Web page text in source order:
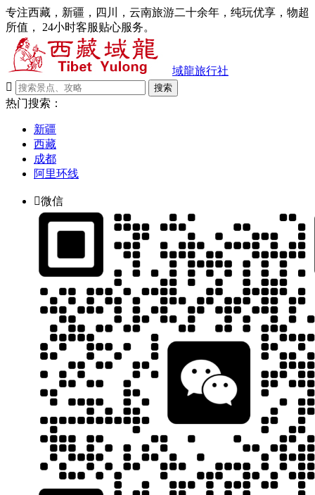
专注西藏，新疆，四川，云南旅游二十余年，纯玩优享，物超
所值， 24小时客服贴心服务。
域龍旅行社

搜索
热门搜索：
新疆
西藏
成都
阿里环线
微信